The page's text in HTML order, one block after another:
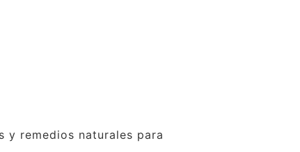
y remedios naturales para